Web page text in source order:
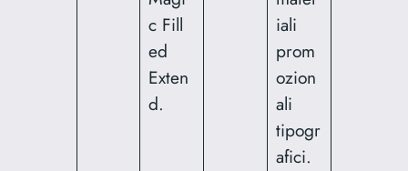
c Fill
ed
Exten
d.
iali
prom
ozion
ali
tipogr
afici.